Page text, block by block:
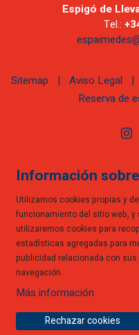
Espigó de
Tel.:
Sitemap | Aviso Legal |
Reserva de
Información
Utilizamos cookies propias y
funcionamiento del sitio web,
utilizaremos cookies para
estadísticas agregadas para
publicidad relacionada con
navegación.
Más información
Rechazar cookies